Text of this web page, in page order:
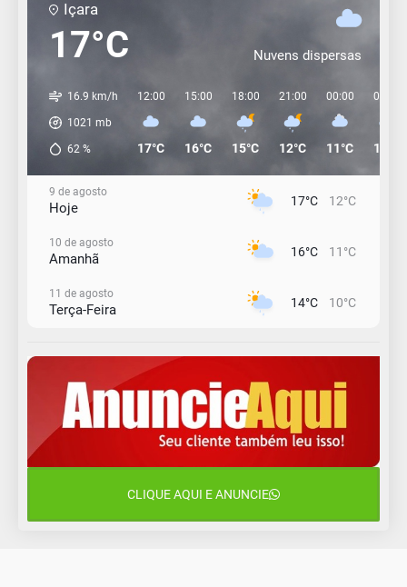
Içara
17°C Nuvens dispersas
16.9 km/h
1021 mb
62 %
12:00
17°C
15:00
16°C
18:00
15°C
21:00
12°C
00:00
11°C
03:00
11°C
9 de agosto
Hoje 17°C 12°C
10 de agosto
Amanhã 16°C 11°C
11 de agosto
Terça-Feira 14°C 10°C
Quarta-Feira 15°C 11°C
13 de agosto
Quinta-Feira
CLIQUE AQUI E ANUNCIE